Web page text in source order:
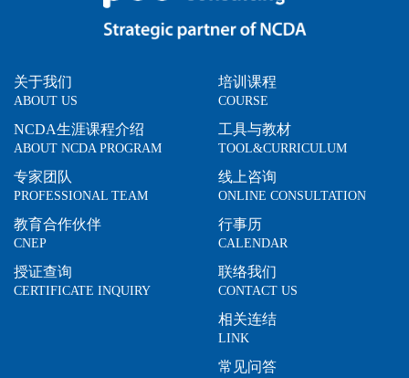
关于我们
ABOUT US
NCDA生涯课程介绍
ABOUT NCDA PROGRAM
专家团队
PROFESSIONAL TEAM
教育合作伙伴
CNEP
授证查询
CERTIFICATE INQUIRY
培训课程
COURSE
工具与教材
TOOL&CURRICULUM
线上咨询
ONLINE CONSULTATION
行事历
CALENDAR
联络我们
CONTACT US
相关连结
LINK
常见问答